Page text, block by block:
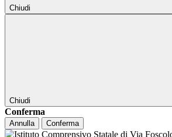
Chiudi
Chiudi
Conferma
Annulla Conferma